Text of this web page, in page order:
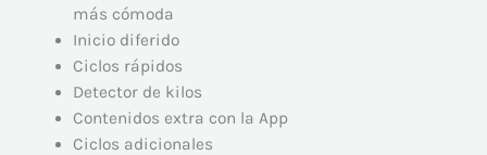
más cómoda
Inicio diferido
Ciclos rápidos
Detector de kilos
Contenidos extra con la App
Ciclos adicionales